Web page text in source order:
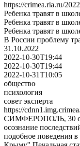
https://crimea.ria.ru/
Ребенка травят в
Ребенка травят в
Ребенка травят в
В России проблему
31.10.2022
2022-10-30T19:44
2022-10-30T19:44
2022-10-31T10:05
общество
психология
совет эксперта
https://
СИМФЕРОПОЛЬ, 30 окт
осознание
подобное поведения